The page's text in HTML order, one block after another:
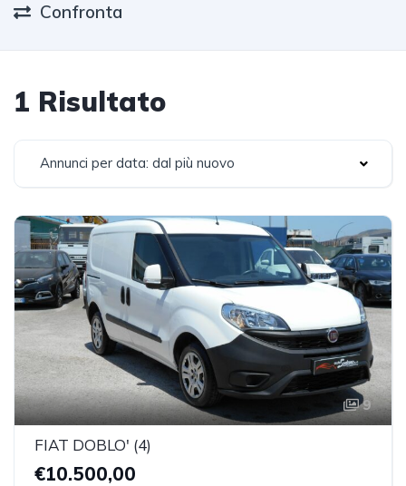
Confronta
1 Risultato
Annunci per data: dal più nuovo
9
FIAT DOBLO' (4)
€10.500,00